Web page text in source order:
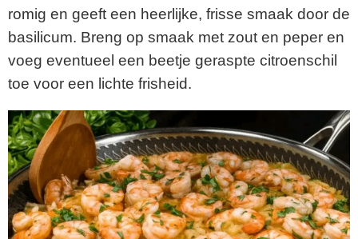
romig en geeft een heerlijke, frisse smaak door de
basilicum. Breng op smaak met zout en peper en
voeg eventueel een beetje geraspte citroenschil
toe voor een lichte frisheid.